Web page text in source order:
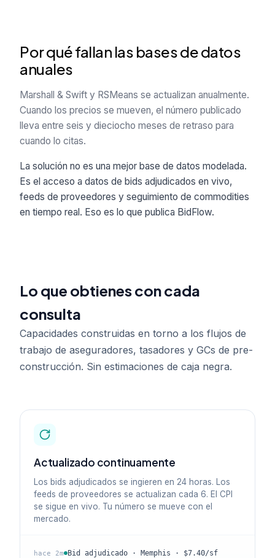
Por qué fallan las bases de datos
anuales
Marshall & Swift y RSMeans se actualizan anualmente.
Cuando los precios se mueven, el número publicado
lleva entre seis y dieciocho meses de retraso para
cuando lo citas.
La solución no es una mejor base de datos modelada.
Es el acceso a datos de bids adjudicados en vivo,
feeds de proveedores y seguimiento de commodities
en tiempo real. Eso es lo que publica BidFlow.
Lo que obtienes con cada
consulta
Capacidades construidas en torno a los flujos de
trabajo de aseguradores, tasadores y GCs de pre-
construcción. Sin estimaciones de caja negra.
Actualizado continuamente
Los bids adjudicados se ingieren en 24 horas. Los
feeds de proveedores se actualizan cada 6. El CPI
se sigue en vivo. Tu número se mueve con el
mercado.
hace 2m Bid adjudicado · Memphis · $7.40/sf